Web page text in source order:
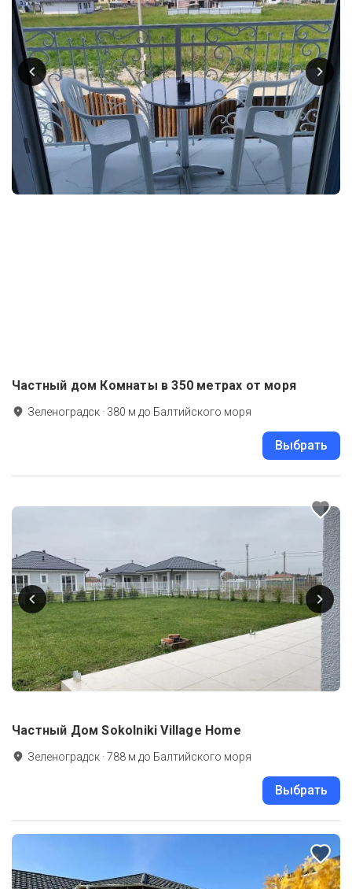
Частный дом Комнаты в 350 метрах от моря
Зеленоградск · 380 м до Балтийского моря
Выбрать
Частный Дом Sokolniki Village Home
Зеленоградск ·788 м до Балтийского моря
Выбрать